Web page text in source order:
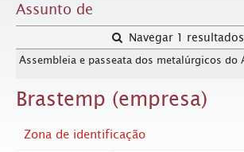
Assunto de
Navegar 1 resultados
Brastemp (empresa)
Zona de identificação